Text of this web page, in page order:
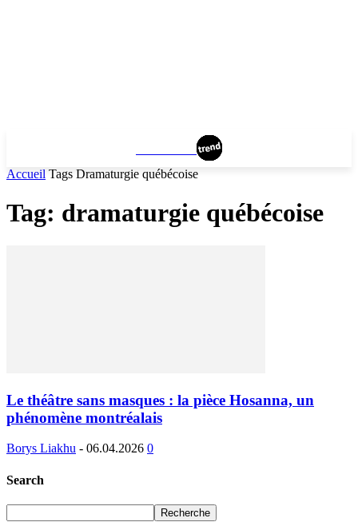
Accueil Tags Dramaturgie québécoise
Tag: dramaturgie québécoise
Le théâtre sans masques : la pièce Hosanna, un
phénomène montréalais
Borys Liakhu - 06.04.2026 0
Search